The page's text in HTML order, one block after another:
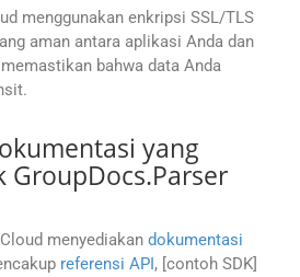
menggunakan enkripsi SSL/TLS
aman antara aplikasi Anda dan
bahwa data Anda
yang
menyediakan dokumentasi
referensi API, [contoh SDK]